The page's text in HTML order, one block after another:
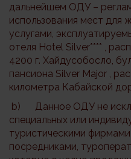
дальнейшем ОДУ –
использования мест для
услугами,
отеля Hotel Silver**** ,
4200 г. Хайдусобосло,
пансиона Silver Major ,
километра Кабайской
b) Данное ОДУ не
специальных или
туристическими
посредниками,